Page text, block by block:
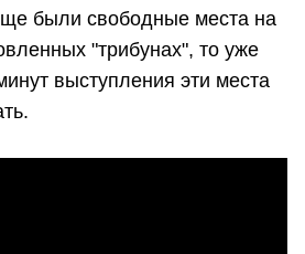
были свободные места на
"трибунах", то уже
выступления эти места